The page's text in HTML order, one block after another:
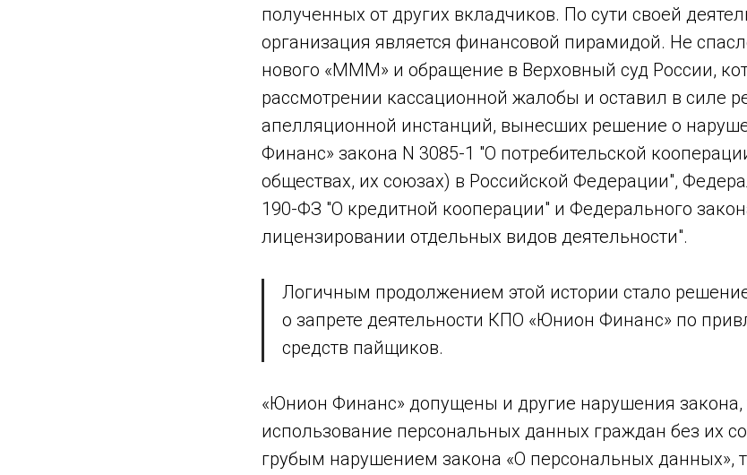
полученных от других вкладчиков. По сути своей
организация является финансовой пирамидой. Не
нового «МММ» и обращение в Верховный суд России,
рассмотрении кассационной жалобы и оставил в силе
апелляционной инстанций, вынесших решение о
Финанс» закона N 3085-1 "О потребительской
обществах, их союзах) в Российской Федерации",
190-ФЗ "О кредитной кооперации" и Федерального
лицензировании отдельных видов деятельности".
Логичным продолжением этой истории стало
о запрете деятельности КПО «Юнион Финанс» по
средств пайщиков.
«Юнион Финанс» допущены и другие нарушения закона,
использование персональных данных граждан без их
грубым нарушением закона «О персональных данных»,